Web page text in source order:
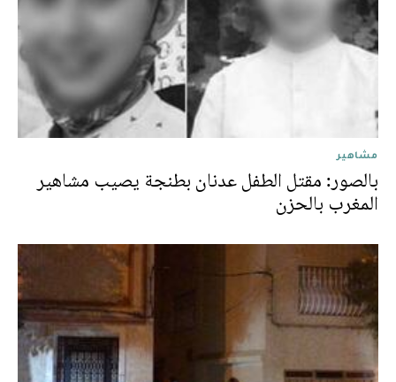
مشاهير
بالصور: مقتل الطفل عدنان بطنجة يصيب مشاهير
المغرب بالحزن